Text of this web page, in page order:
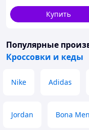
Купить
Популярные
Кроссовки и кеды
Nike Adidas
Jordan Bona